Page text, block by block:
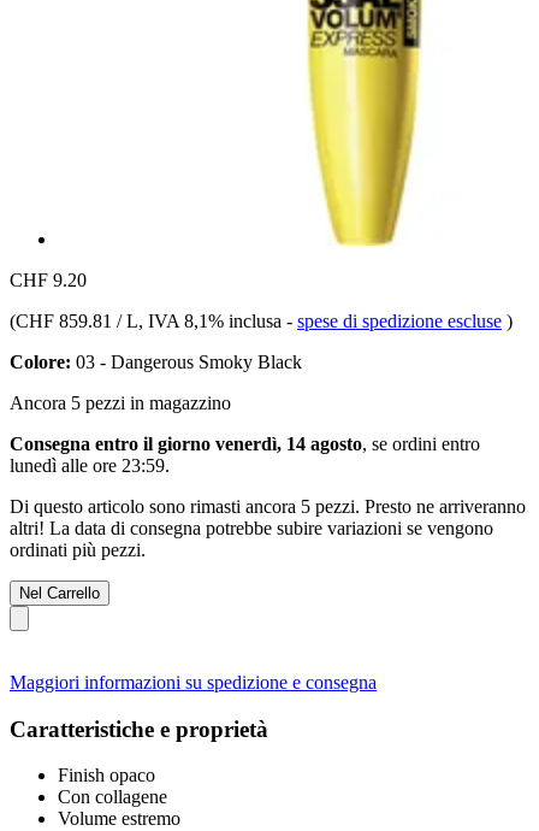
CHF 9.20
(CHF 859.81 / L, IVA 8,1% inclusa - spese di spedizione escluse )
Colore: 03 - Dangerous Smoky Black
Ancora 5 pezzi in magazzino
Consegna entro il giorno venerdì, 14 agosto, se ordini entro
lunedì alle ore 23:59.
Di questo articolo sono rimasti ancora 5 pezzi. Presto ne arriveranno
altri! La data di consegna potrebbe subire variazioni se vengono
ordinati più pezzi.
Nel Carrello
Maggiori informazioni su spedizione e consegna
Caratteristiche e proprietà
Finish opaco
Con collagene
Volume estremo